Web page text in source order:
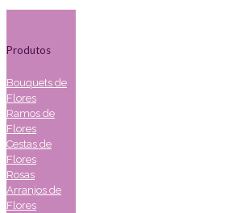
Produtos
Bouquets de
Flores
Ramos de
Flores
Cestas de
Flores
Rosas
Arranjos de
Flores